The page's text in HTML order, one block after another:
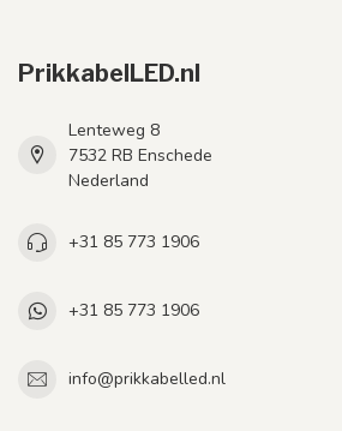
PrikkabelLED.nl
Lenteweg 8
7532 RB Enschede
Nederland
+31 85 773 1906
+31 85 773 1906
info@prikkabelled.nl